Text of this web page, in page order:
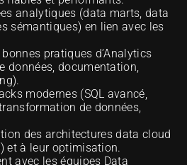
analytiques (data marts, data
sémantiques) en lien avec les
pratiques d’Analytics
données, documentation,
modernes (SQL avancé,
de données,
des architectures data cloud
et à leur optimisation.
avec les équipes Data